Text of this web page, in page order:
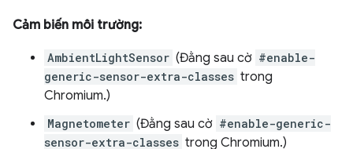
Cảm biến môi trường:
AmbientLightSensor (Đằng sau cờ #enable-
generic-sensor-extra-classes trong
Chromium.)
Magnetometer (Đằng sau cờ #enable-generic-
sensor-extra-classes trong Chromium.)